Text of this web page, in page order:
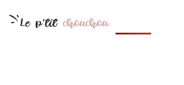
Le p'tit chouchou